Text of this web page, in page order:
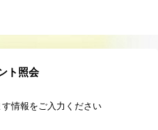
ト照会
情報をご入力ください